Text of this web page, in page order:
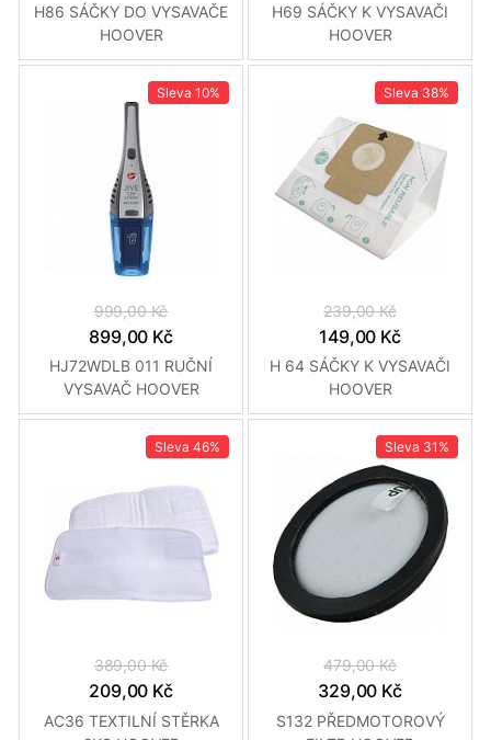
H86 SÁČKY DO VYSAVAČE
HOOVER
H69 SÁČKY K VYSAVAČI
HOOVER
Sleva 10%
999,00 Kč
899,00 Kč
HJ72WDLB 011 RUČNÍ
VYSAVAČ HOOVER
Sleva 38%
239,00 Kč
149,00 Kč
H 64 SÁČKY K VYSAVAČI
HOOVER
Sleva 46%
389,00 Kč
209,00 Kč
AC36 TEXTILNÍ STĚRKA
Sleva 31%
479,00 Kč
329,00 Kč
S132 PŘEDMOTOROVÝ